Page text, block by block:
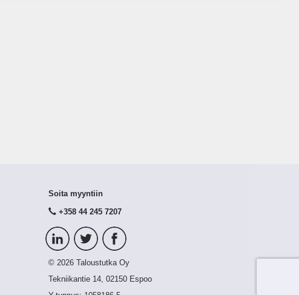
Soita myyntiin
+358 44 245 7207
© 2026 Taloustutka Oy
Tekniikantie 14, 02150 Espoo